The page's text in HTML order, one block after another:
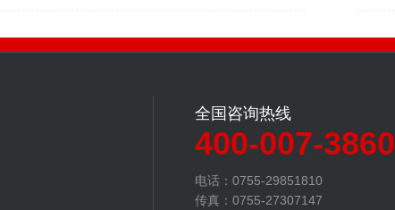
全国咨询热线
400-007-3860
电话：0755-29851810
传真：0755-27307147